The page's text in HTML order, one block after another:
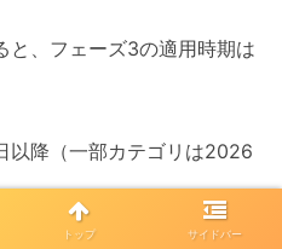
と、フェーズ3の適用時期は
以降（一部カテゴリは2026
月8日以降（一部カテゴリは
トップ サイドバー